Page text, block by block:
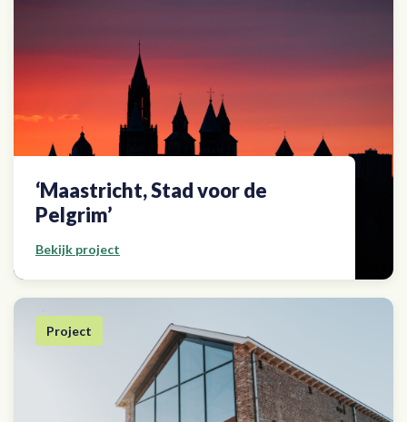
‘Maastricht, Stad voor de
Pelgrim’
Bekijk project
Project